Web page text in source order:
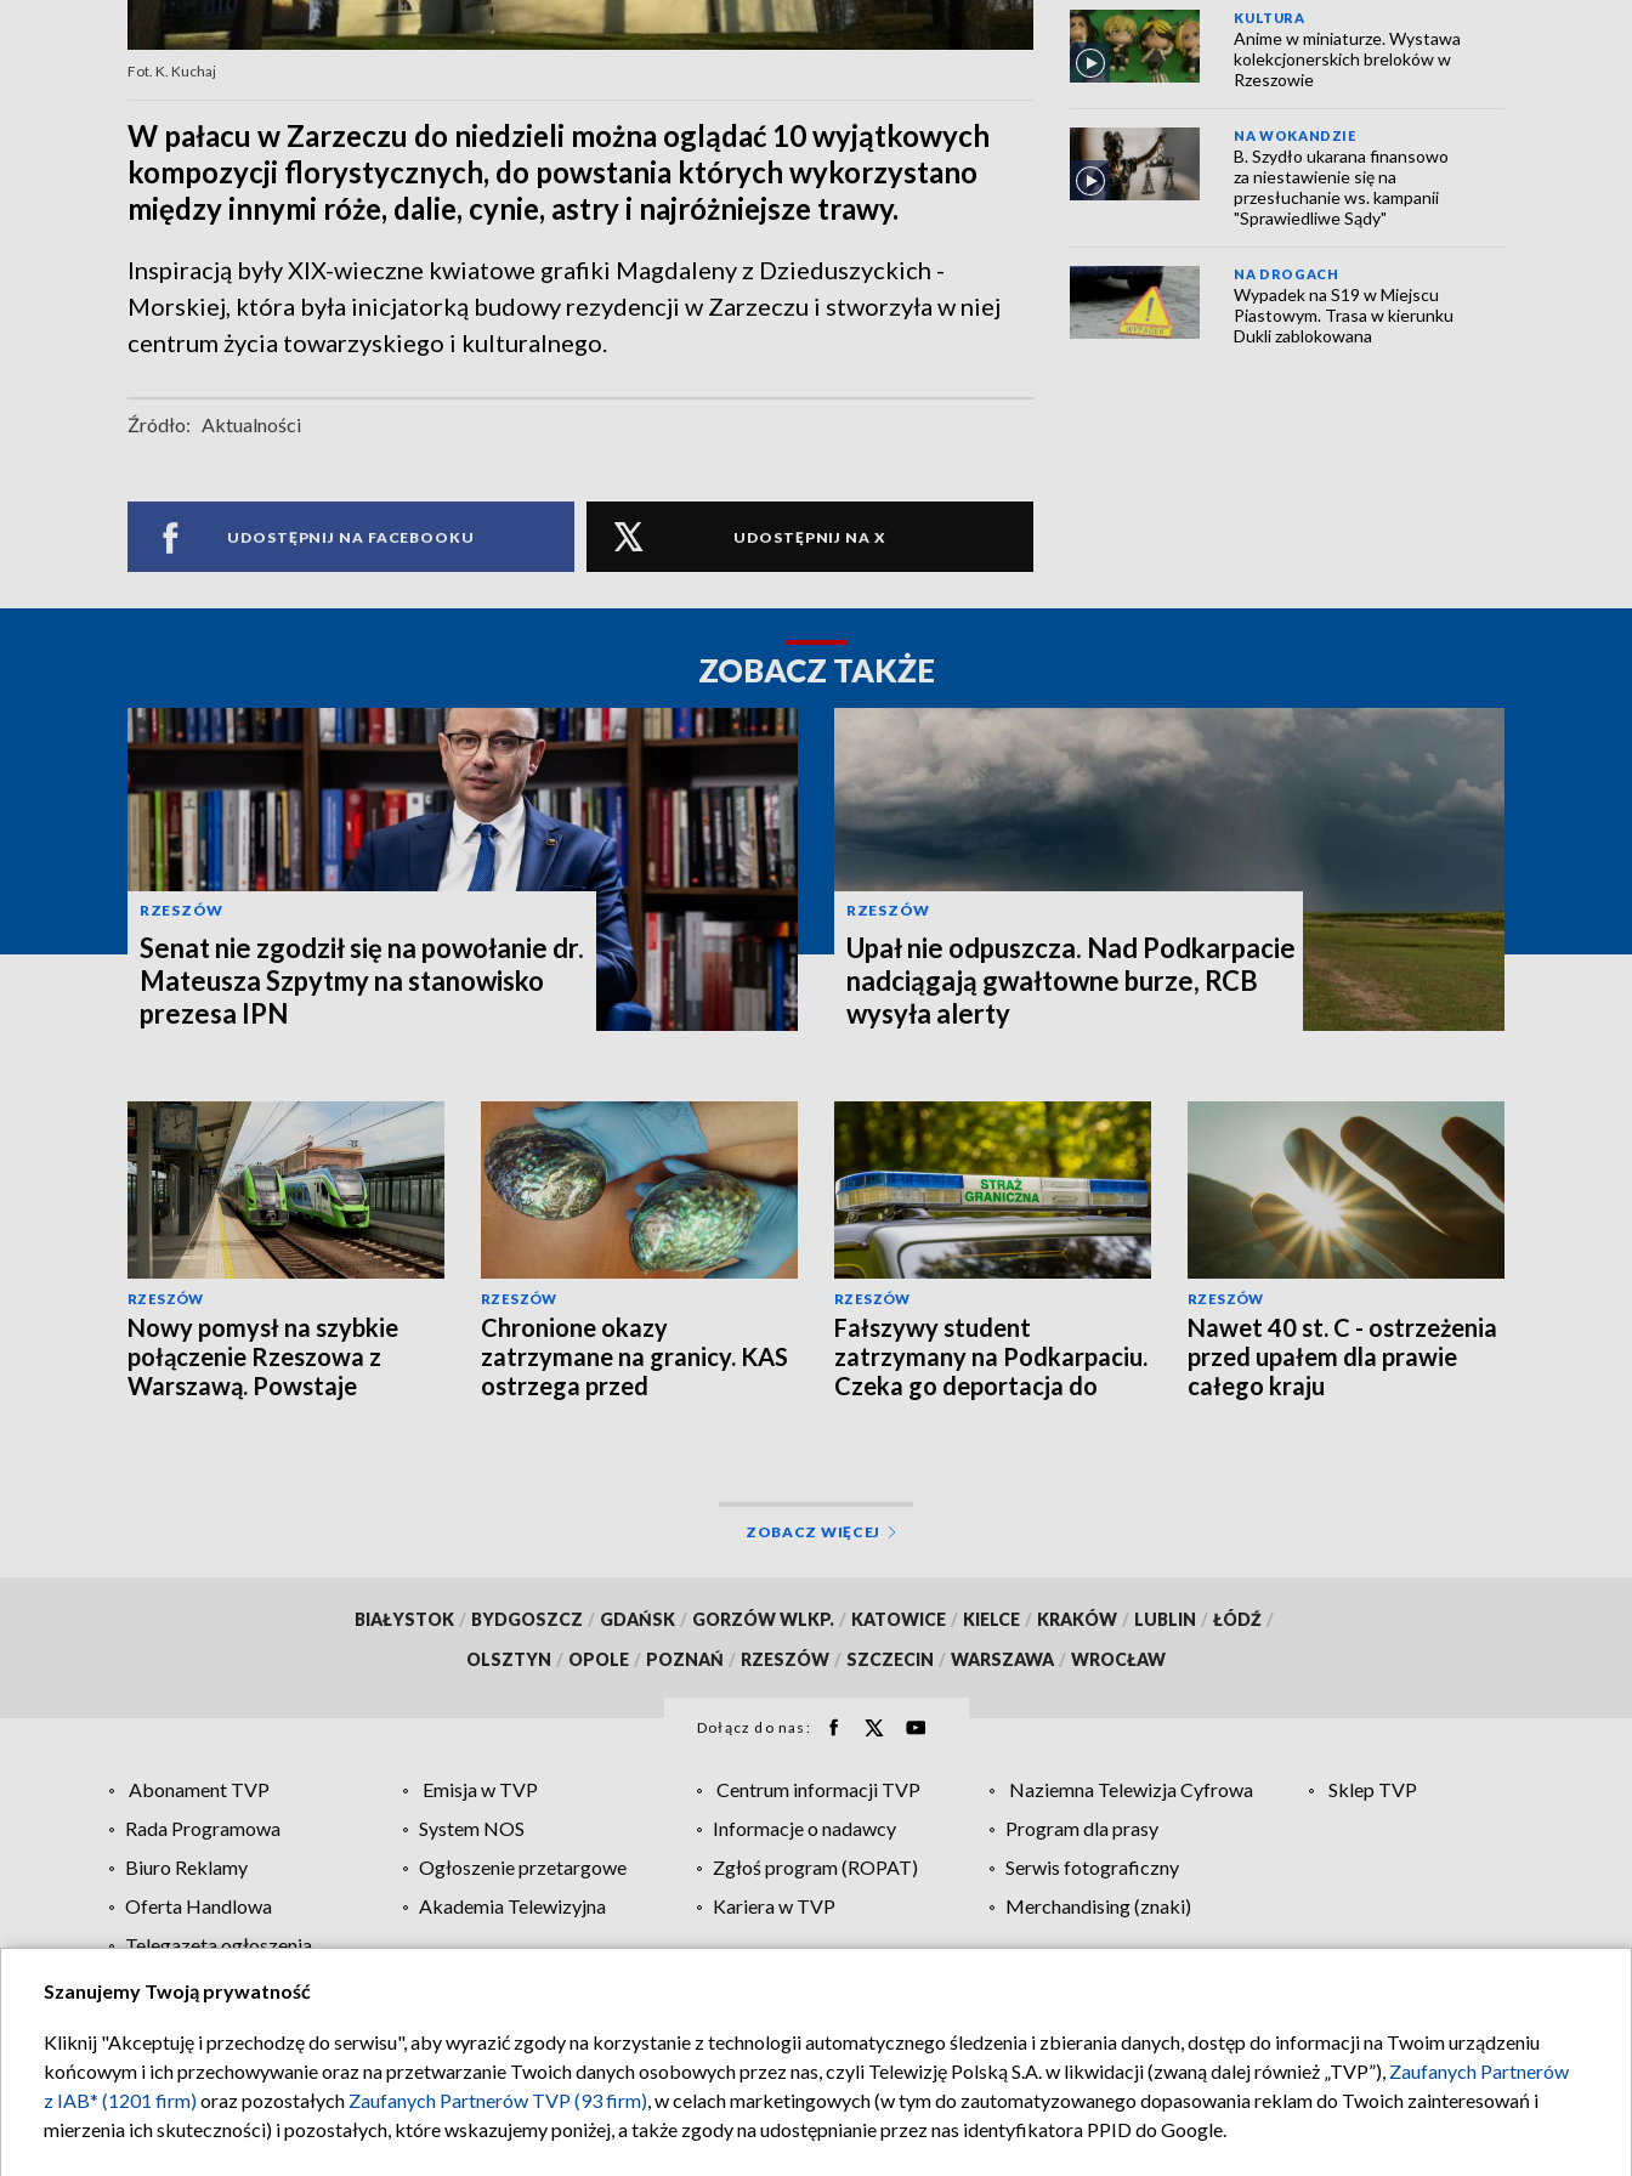
Fot. K. Kuchaj
W pałacu w Zarzeczu do niedzieli można oglądać 10 wyjątkowych
kompozycji florystycznych, do powstania których wykorzystano
między innymi róże, dalie, cynie, astry i najróżniejsze trawy.
Inspiracją były XIX-wieczne kwiatowe grafiki Magdaleny z Dzieduszyckich -
Morskiej, która była inicjatorką budowy rezydencji w Zarzeczu i stworzyła w niej
centrum życia towarzyskiego i kulturalnego.
Źródło: Aktualności
UDOSTĘPNIJ NA FACEBOOKU UDOSTĘPNIJ NA X
KULTURA
Anime w miniaturze. Wystawa
kolekcjonerskich breloków w
Rzeszowie
NA WOKANDZIE
B. Szydło ukarana finansowo
za niestawienie się na
przesłuchanie ws. kampanii
"Sprawiedliwe Sądy"
NA DROGACH
Wypadek na S19 w Miejscu
Piastowym. Trasa w kierunku
Dukli zablokowana
ZOBACZ TAKŻE
RZESZÓW
Senat nie zgodził się na powołanie dr.
Mateusza Szpytmy na stanowisko
prezesa IPN
RZESZÓW
Upał nie odpuszcza. Nad Podkarpacie
nadciągają gwałtowne burze, RCB
wysyła alerty
RZESZÓW
Nowy pomysł na szybkie
połączenie Rzeszowa z
Warszawą. Powstaje
RZESZÓW
Chronione okazy
zatrzymane na granicy. KAS
ostrzega przed
RZESZÓW
Fałszywy student
zatrzymany na Podkarpaciu.
Czeka go deportacja do
RZESZÓW
Nawet 40 st. C - ostrzeżenia
przed upałem dla prawie
całego kraju
ZOBACZ WIĘCEJ
BIAŁYSTOK / BYDGOSZCZ / GDAŃSK / GORZÓW WLKP. / KATOWICE / KIELCE / KRAKÓW / LUBLIN / ŁÓDŹ /
OLSZTYN / OPOLE / POZNAŃ / RZESZÓW / SZCZECIN / WARSZAWA / WROCŁAW
Dołącz do nas:
Abonament TVP Emisja w TVP Centrum informacji TVP Naziemna Telewizja Cyfrowa
Sklep TVP
Rada Programowa
System NOS Informacje o nadawcy
Program dla prasy
Biuro Reklamy
Ogłoszenie przetargowe Zgłoś program (ROPAT)
Serwis fotograficzny
Oferta Handlowa
Akademia Telewizyjna Kariera w TVP
Merchandising (znaki)
Telegazeta ogłoszenia
Regulamin TVP Polityka prywatności Moje zgody Pomoc Biuro reklamy Kontakt
Szanujemy Twoją prywatność
Kliknij "Akceptuję i przechodzę do serwisu", aby wyrazić zgody na korzystanie z technologii automatycznego śledzenia i zbierania danych, dostęp do informacji na Twoim urządzeniu
końcowym i ich przechowywanie oraz na przetwarzanie Twoich danych osobowych przez nas, czyli Telewizję Polską S.A. w likwidacji (zwaną dalej również „TVP”), Zaufanych Partnerów
z IAB* (1201 firm)oraz pozostałych Zaufanych Partnerów TVP (93 firm), w celach marketingowych (w tym do zautomatyzowanego dopasowania reklam do Twoich zainteresowań i
mierzenia ich skuteczności) i pozostałych, które wskazujemy poniżej, a także zgody na udostępnianie przez nas identyfikatora PPID do Google.